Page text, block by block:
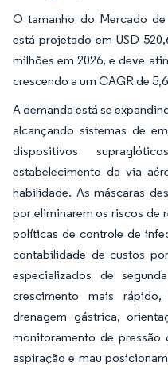
O tamanho do Mercado
está projetado em USD
milhões em 2026, e deve
crescendo a um CAGR de
A demanda está se
alcançando sistemas de
dispositivos
estabelecimento da via
habilidade. As máscaras
por eliminarem os riscos de
políticas de controle de
contabilidade de custos
especializados de
crescimento mais
drenagem gástrica,
monitoramento de pressão
aspiração e mau